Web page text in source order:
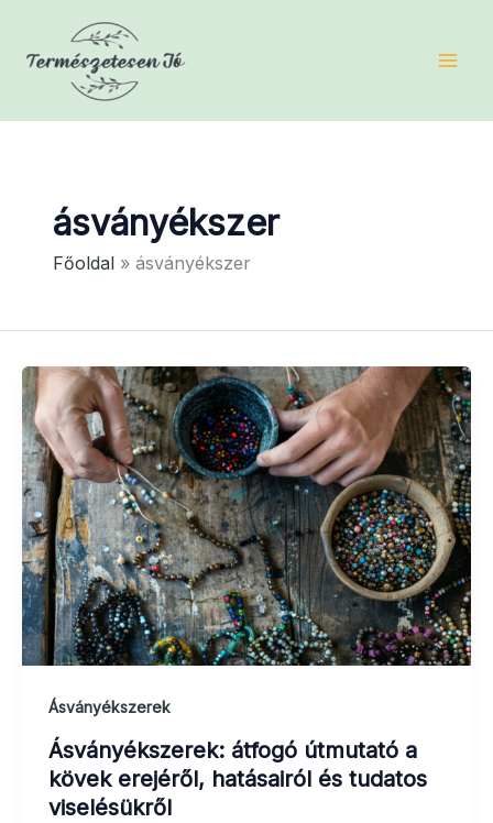
content
ásványékszer
Főoldal ásványékszer
Ásványékszerek
Ásványékszerek: átfogó útmutató a
kövek erejéről, hatásairól és tudatos
viselésükről